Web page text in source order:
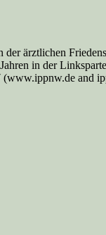
ärztlichen
in der
and